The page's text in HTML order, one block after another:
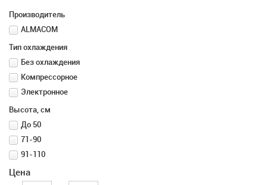
Вентиляторы
Воздушные завесы
Диспенсеры для бумажных полотенец, салфеток,
туалетной бумаги, жидкого мыла
Производитель
ALMACOM
Тип охлаждения
Без охлаждения
Компрессорное
Электронное
Высота, см
До 50
71-90
91-110
Цена